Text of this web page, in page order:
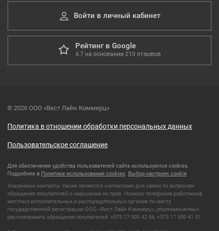
Войти в личный кабинет
Рейтинг в Google
4.7 на основании 210 отзывов
© 2026 ООО «Вест Лайн Коммерц»
Политика в отношении обработки персональных данных
Пользовательское соглашение
Для обеспечения удобства пользователей сайта используются cookies.
Подробнее в Политике использования cookies. Выбор настроек cookie
Указанные контакты также являются контактами для связи по вопросам
обращения покупателей о нарушении их прав. Номера телефонов работников
местных исполнительных и распорядительных органов по месту
государственной регистрации ООО «Вест Лайн Коммерц», уполномоченных
рассматривать обращения покупателей: +375 17 500 42 56, +375 17 500 41 31.